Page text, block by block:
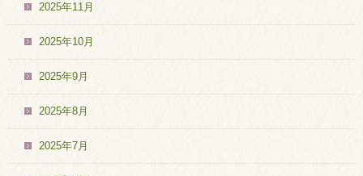
2025年11月
2025年10月
2025年9月
2025年8月
2025年7月